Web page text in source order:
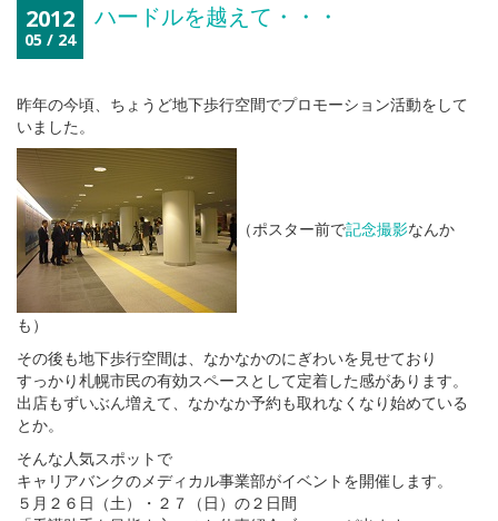
2012
05 / 24
ハードルを越えて・・・
昨年の今頃、ちょうど地下歩行空間でプロモーション活動をして
いました。
（ポスター前で記念撮影なんか
も）
その後も地下歩行空間は、なかなかのにぎわいを見せており
すっかり札幌市民の有効スペースとして定着した感があります。
出店もずいぶん増えて、なかなか予約も取れなくなり始めている
とか。
そんな人気スポットで
キャリアバンクのメディカル事業部がイベントを開催します。
５月２６日（土）・２７（日）の２日間